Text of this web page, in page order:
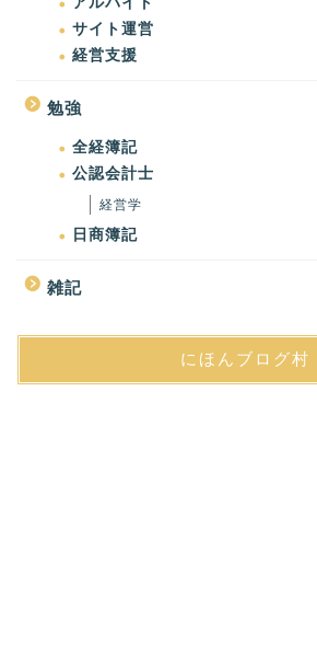
サイト運営
経営支援
勉強
全経簿記
公認会計士
経営学
日商簿記
雑記
にほんブログ村